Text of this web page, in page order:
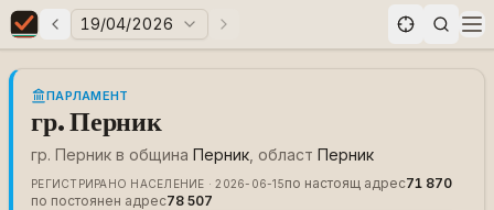
Elections in Bulgaria data statistics
Предни избори
19/04/2026 Следващи избори
ПАРЛАМЕНТ
гр. Перник
гр. Перник в община Перник , област Перник
РЕГИСТРИРАНО НАСЕЛЕНИЕ · 2026-06-15по настоящ адрес71 870
по постоянен адрес78 507